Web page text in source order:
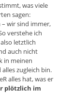
was viele
sagen:
wir sind immer,
verstehe ich
letztlich
auch nicht
in meinen
zugleich bin.
alles hat, was er
plötzlich im